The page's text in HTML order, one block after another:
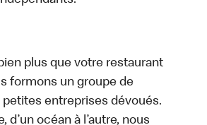
plus que votre restaurant
formons un groupe de
entreprises dévoués.
d’un océan à l’autre, nous